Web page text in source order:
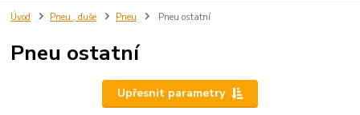
Úvod Pneu , duše Pneu Pneu ostatní
Pneu ostatní
Upřesnit parametry